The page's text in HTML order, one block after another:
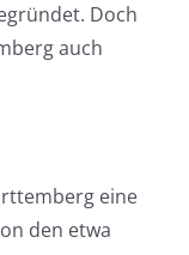
Doch
auch
eine
den etwa